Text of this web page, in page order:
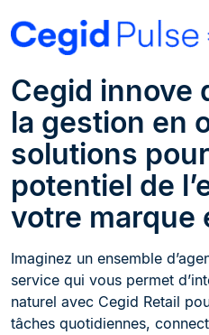
Cegid innove
la gestion en
solutions
potentiel de
votre marque
Imaginez un ensemble
service qui vous permet
naturel avec Cegid Retail
tâches quotidiennes,